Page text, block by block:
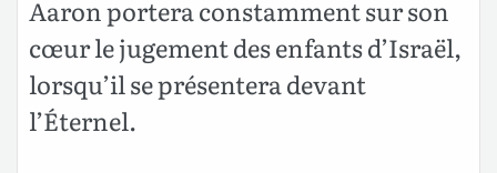
Aaron portera constamment sur son
cœur le jugement des enfants d’Israël,
lorsqu’il se présentera devant
l’Éternel.